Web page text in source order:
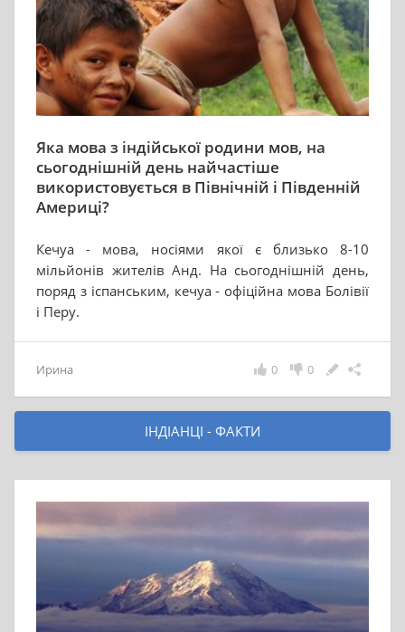
Яка мова з індійської родини мов, на
сьогоднішній день найчастіше
використовується в Північній і Південній
Америці?
Кечуа - мова, носіями якої є близько 8-10
мільйонів жителів Анд. На сьогоднішній день,
поряд з іспанським, кечуа - офіційна мова Болівії
і Перу.
Ирина 0
0
ІНДІАНЦІ - ФАКТИ